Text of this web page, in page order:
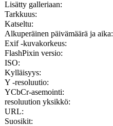
Lisätty galleriaan:
Tarkkuus:
Katseltu:
Alkuperäinen päivämäärä ja aika:
Exif -kuvakorkeus:
FlashPixin versio:
ISO:
Kylläisyys:
Y -resoluutio:
YCbCr-asemointi:
resoluution yksikkö:
URL:
Suosikit: